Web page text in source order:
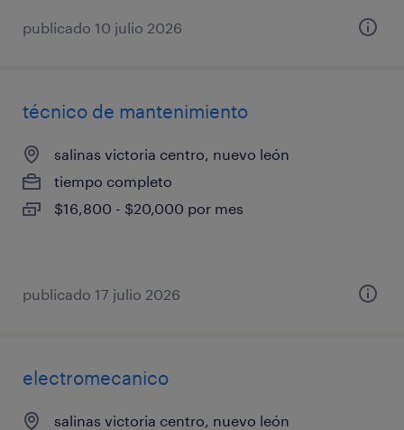
publicado 10 julio 2026
técnico de mantenimiento
salinas victoria centro, nuevo león
tiempo completo
$16,800 - $20,000 por mes
publicado 17 julio 2026
electromecanico
salinas victoria centro, nuevo león